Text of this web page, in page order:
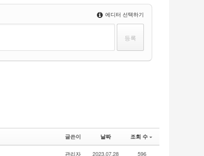
에디터 선택하기
글쓴이 날짜 조회 수
관리자 2023.07.28 596